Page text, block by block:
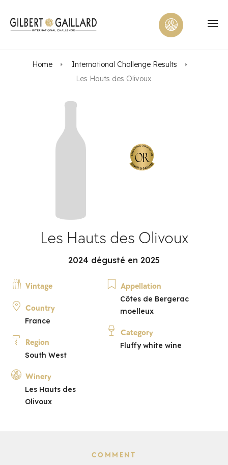
Home
International Challenge Results
Les Hauts des Olivoux
Les Hauts des Olivoux
2024 dégusté en 2025
Vintage
Country
France
Region
South West
Winery
Les Hauts des
Olivoux
Appellation
Côtes de Bergerac
moelleux
Category
Fluffy white wine
COMMENT